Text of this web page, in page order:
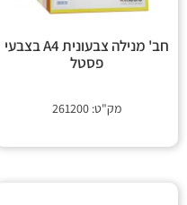
חב' מנילה צבעונית A4 בצבעי
פסטל
מק"ט: 261200